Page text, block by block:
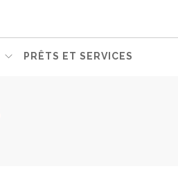
PRÊTS ET SERVICES